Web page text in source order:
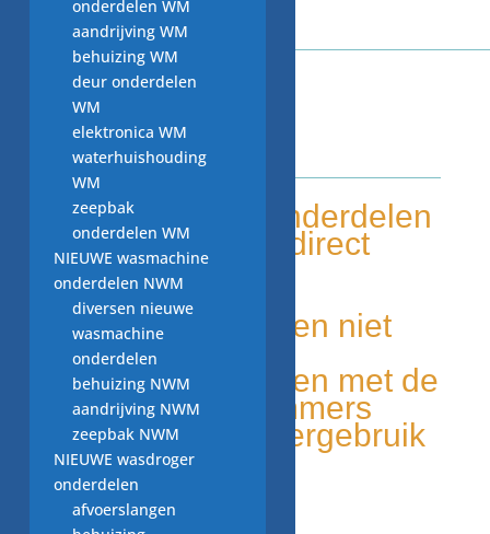
WITGOED VOOR U!
Tweedehands onderdelen
Grote voorraad, direct
leverbaar
Duurzaam
Unieke onderdelen niet
elders leverbaar
Makkelijk te vinden met de
onderdelen nummers
Milieu bewust, hergebruik
van onderdelen
onderdelen WM
aandrijving WM
behuizing WM
deur onderdelen
WM
elektronica WM
waterhuishouding
WM
zeepbak
onderdelen WM
NIEUWE wasmachine
onderdelen NWM
diversen nieuwe
wasmachine
onderdelen
behuizing NWM
aandrijving NWM
zeepbak NWM
NIEUWE wasdroger
onderdelen
afvoerslangen